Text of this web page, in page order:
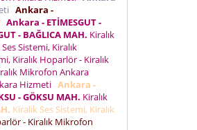
Ankara -
Ankara - ETİMESGUT -
- BAĞLICA MAH. Kiralık
Ses Sistemi, Kiralık
Kiralık Hoparlör - Kiralık
Mikrofon Ankara
Hizmeti Ankara -
- GÖKSU MAH. Kiralık
Kiralık Ses Sistemi, Kiralık
- Kiralık Mikrofon